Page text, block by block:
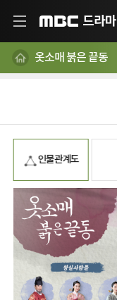
드라마
옷소매 붉은 끝동
인물 관계도